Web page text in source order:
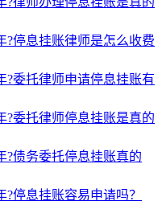
?停息挂账律师是怎么收费
?委托律师申请停息挂账有
?委托律师停息挂账是真的
?债务委托停息挂账真的
停息挂账容易申请吗？